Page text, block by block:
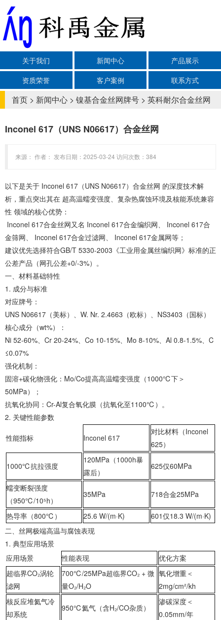
关于我们 新闻中心
产品展示
资质荣誉
客户案例 联系方式
首页 > 新闻中心 > 镍基合金丝网牌号 > 英科耐尔合金丝网
‌Inconel 617（UNS N06617）合金丝网‌
来源： 作者： 发布日期：2025-03-24 访问次数：384
以下是关于 ‌Inconel 617（UNS N06617）合金丝网‌ 的深度技术解
析，重点突出其在 ‌超高温蠕变强度、复杂热腐蚀环境及核能系统兼容
性‌ 领域的核心优势：
‌Inconel 617合金丝网又名 ‌Inconel 617合金编织网、 ‌Inconel 617合
金筛网、 ‌Inconel 617合金过滤网、 ‌Inconel 617金属网等；
建议优先选择符合GB/T 5330-2003《工业用金属丝编织网》标准的正
公差产品（网孔公差+0/-3%）。
‌一、材料基础特性‌
1. ‌成分与标准‌
‌对应牌号‌：
‌UNS N06617‌（美标）、‌W. Nr. 2.4663‌（欧标）、‌NS3403‌（国标）
‌核心成分（wt%）‌：
‌Ni 52-60%‌、‌Cr 20-24%‌、‌Co 10-15%‌、Mo 8-10%、Al 0.8-1.5%、C
≤0.07%
‌强化机制‌：
‌固溶+碳化物强化‌：Mo/Co提高高温蠕变强度（1000℃下＞
50MPa）；
‌抗氧化协同‌：Cr-Al复合氧化膜（抗氧化至1100℃）。
2. ‌关键性能参数‌
性能指标 Inconel 617
对比材料（Inconel
625）
‌1000℃抗拉强度‌
120MPa（1000h暴
露后）
625仅60MPa
‌蠕变断裂强度
（950℃/10⁵h）‌
35MPa 718合金25MPa
‌热导率（800℃）‌ 25.6 W/(m·K)
601仅18.3 W/(m·K)
‌二、丝网极端高温与腐蚀表现‌
1. ‌典型应用场景‌
应用场景
性能表现
优化方案
‌超临界CO₂涡轮
滤网‌
700℃/25MPa超临界CO₂ + 微
量O₂/H₂O
氧化增重＜
2mg/cm²/kh
‌核反应堆氦气冷
却系统‌
950℃氦气（含H₂/CO杂质）
渗碳深度＜
0.05mm/年